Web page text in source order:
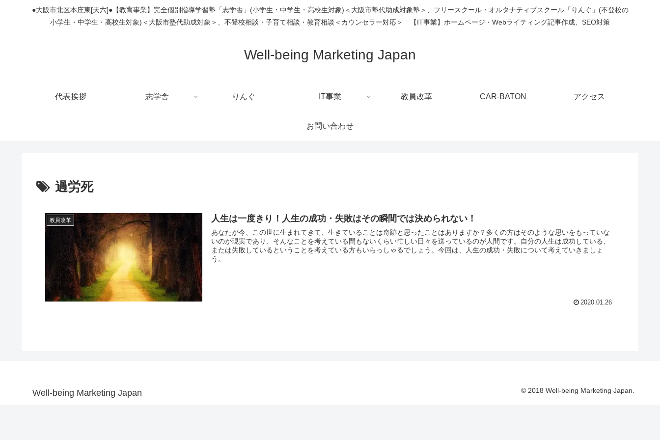
●大阪市北区本庄東[天六]●【教育事業】完全個別指導学習塾「志学舎」(小学生・中学生・高校生対象)＜大阪市塾代助成対象塾＞、フリースクール・オルタナティブスクール「りんぐ」(不登校の
小学生・中学生・高校生対象)＜大阪市塾代助成対象＞、不登校相談・子育て相談・教育相談＜カウンセラー対応＞ 【IT事業】ホームページ・Webライティング記事作成、SEO対策
Well-being Marketing Japan
代表挨拶 志学舎 りんぐ IT事業 教員改革 CAR-BATON アクセス
お問い合わせ
過労死
教員改革 人生は一度きり！人生の成功・失敗はその瞬間では決められない！
あなたが今、この世に生まれてきて、生きていることは奇跡と思ったことはありますか？多くの方はそのような思いをもっていな
いのが現実であり、そんなことを考えている間もないくらい忙しい日々を送っているのが人間です。自分の人生は成功している、
または失敗しているということを考えている方もいらっしゃるでしょう。今回は、人生の成功・失敗について考えていきましょ
う。
2020.01.26
Well-being Marketing Japan © 2018 Well-being Marketing Japan.